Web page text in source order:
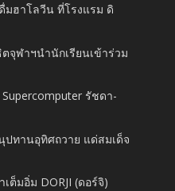
มฮาโลวีน ที่โรงแรม ดิ
จุฬาฯนำนักเรียนเข้าร่วม
รัชดา-
ทานอุทิศถวาย แด่สมเด็จ
ต็มอิ่ม DORJI (ดอร์จิ)